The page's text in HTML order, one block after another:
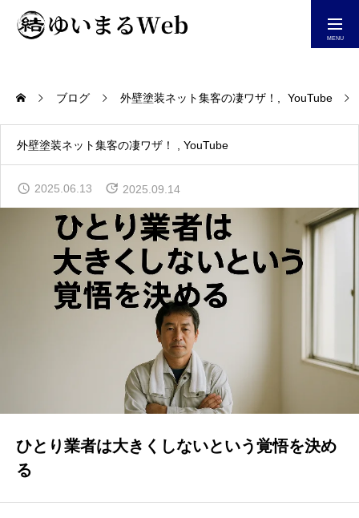
ホーム
自社仕事が増えるHP制作
ホームページ集客診断
YouTube＆Blog一覧
集客できました
お客様の声
ブログ 外壁塗装ネット集客の凄ワザ！ YouTube
外壁塗装ネット集客の凄ワザ！ YouTube
2025.06.13 2025.09.14
ひとり業者は大きくしないという覚悟を決め
る